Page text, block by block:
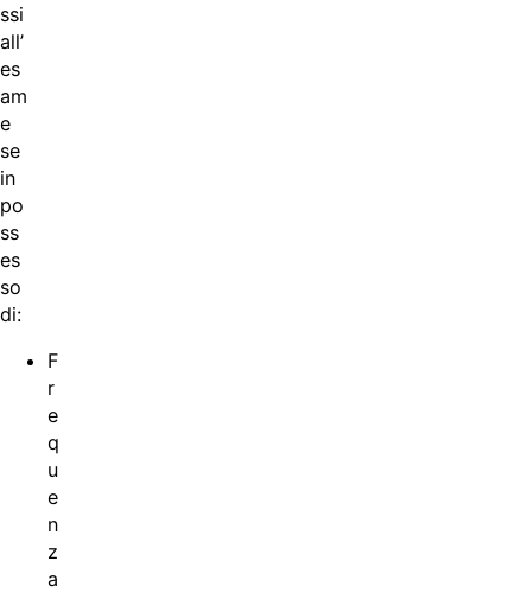
ssi
all’
es
am
e
se
in
po
ss
es
so
di:
F
r
e
q
u
e
n
z
a